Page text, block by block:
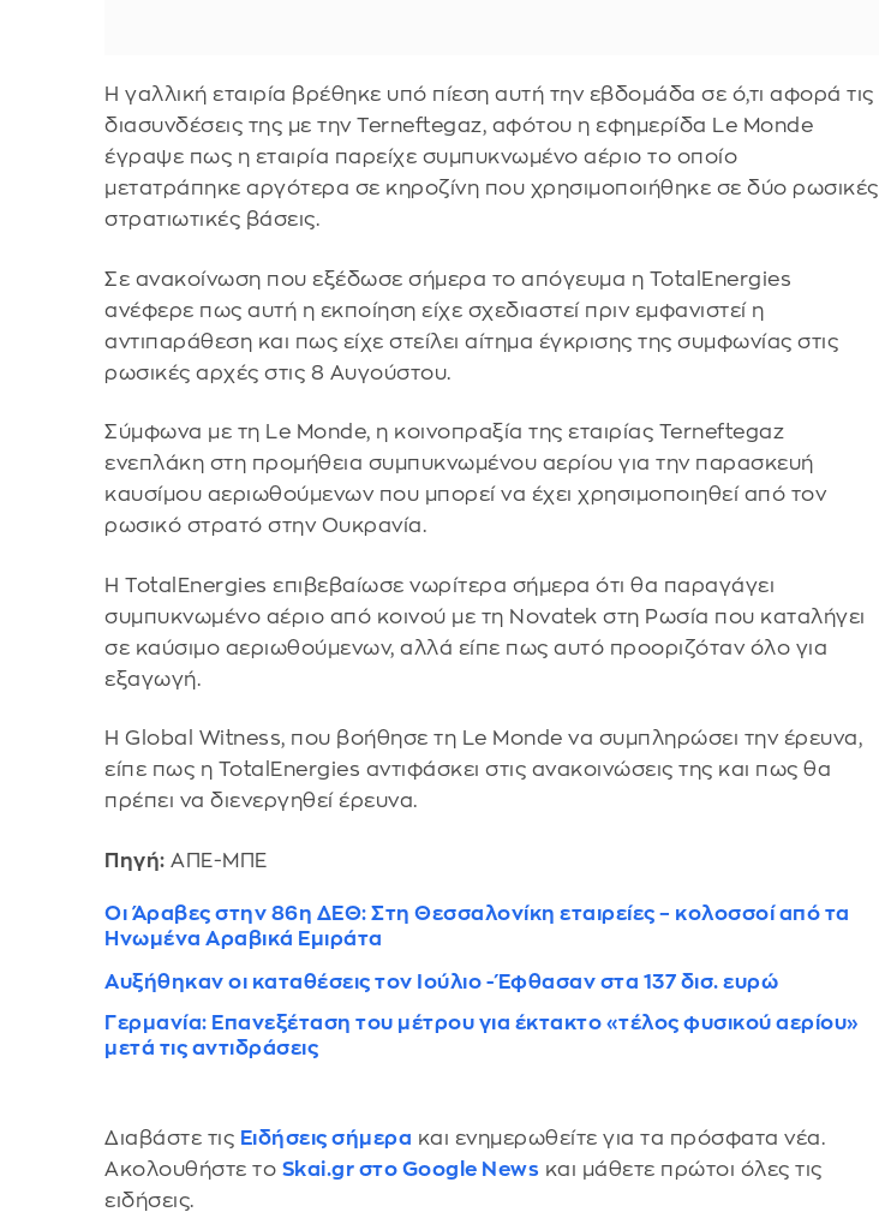
Η γαλλική εταιρία βρέθηκε υπό πίεση αυτή την εβδομάδα σε ό,τι αφορά τις
διασυνδέσεις της με την Terneftegaz, αφότου η εφημερίδα Le Monde
έγραψε πως η εταιρία παρείχε συμπυκνωμένο αέριο το οποίο
μετατράπηκε αργότερα σε κηροζίνη που χρησιμοποιήθηκε σε δύο ρωσικές
στρατιωτικές βάσεις.
Σε ανακοίνωση που εξέδωσε σήμερα το απόγευμα η TotalEnergies
ανέφερε πως αυτή η εκποίηση είχε σχεδιαστεί πριν εμφανιστεί η
αντιπαράθεση και πως είχε στείλει αίτημα έγκρισης της συμφωνίας στις
ρωσικές αρχές στις 8 Αυγούστου.
Σύμφωνα με τη Le Monde, η κοινοπραξία της εταιρίας Terneftegaz
ενεπλάκη στη προμήθεια συμπυκνωμένου αερίου για την παρασκευή
καυσίμου αεριωθούμενων που μπορεί να έχει χρησιμοποιηθεί από τον
ρωσικό στρατό στην Ουκρανία.
Η TotalEnergies επιβεβαίωσε νωρίτερα σήμερα ότι θα παραγάγει
συμπυκνωμένο αέριο από κοινού με τη Novatek στη Ρωσία που καταλήγει
σε καύσιμο αεριωθούμενων, αλλά είπε πως αυτό προοριζόταν όλο για
εξαγωγή.
Η Global Witness, που βοήθησε τη Le Monde να συμπληρώσει την έρευνα,
είπε πως η TotalEnergies αντιφάσκει στις ανακοινώσεις της και πως θα
πρέπει να διενεργηθεί έρευνα.
Πηγή: ΑΠΕ-ΜΠΕ
Oι Άραβες στην 86η ΔΕΘ: Στη Θεσσαλονίκη εταιρείες – κολοσσοί από τα
Ηνωμένα Αραβικά Εμιράτα
Αυξήθηκαν οι καταθέσεις τον Ιούλιο - Έφθασαν στα 137 δισ. ευρώ
Γερμανία: Επανεξέταση του μέτρου για έκτακτο «τέλος φυσικού αερίου»
μετά τις αντιδράσεις
Διαβάστε τις Ειδήσεις σήμερα και ενημερωθείτε για τα πρόσφατα νέα.
Ακολουθήστε το Skai.gr στο Google News και μάθετε πρώτοι όλες τις
ειδήσεις.